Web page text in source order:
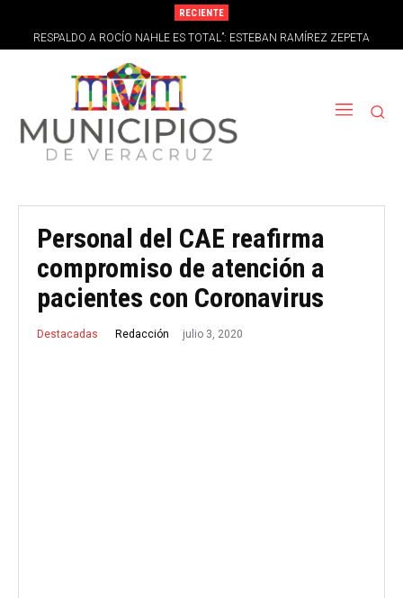
RECIENTE
RESPALDO A ROCÍO NAHLE ES TOTAL”: ESTEBAN RAMÍREZ ZEPETA
DESECHA RUMORES DE LA OPOSICIÓN* *-
Personal del CAE reafirma
compromiso de atención a
pacientes con Coronavirus
Destacadas Redacción julio 3, 2020